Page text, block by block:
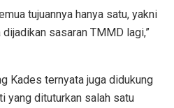
tujuannya hanya satu, yakni
sasaran TMMD lagi,”
Kades ternyata juga didukung
yang dituturkan salah satu